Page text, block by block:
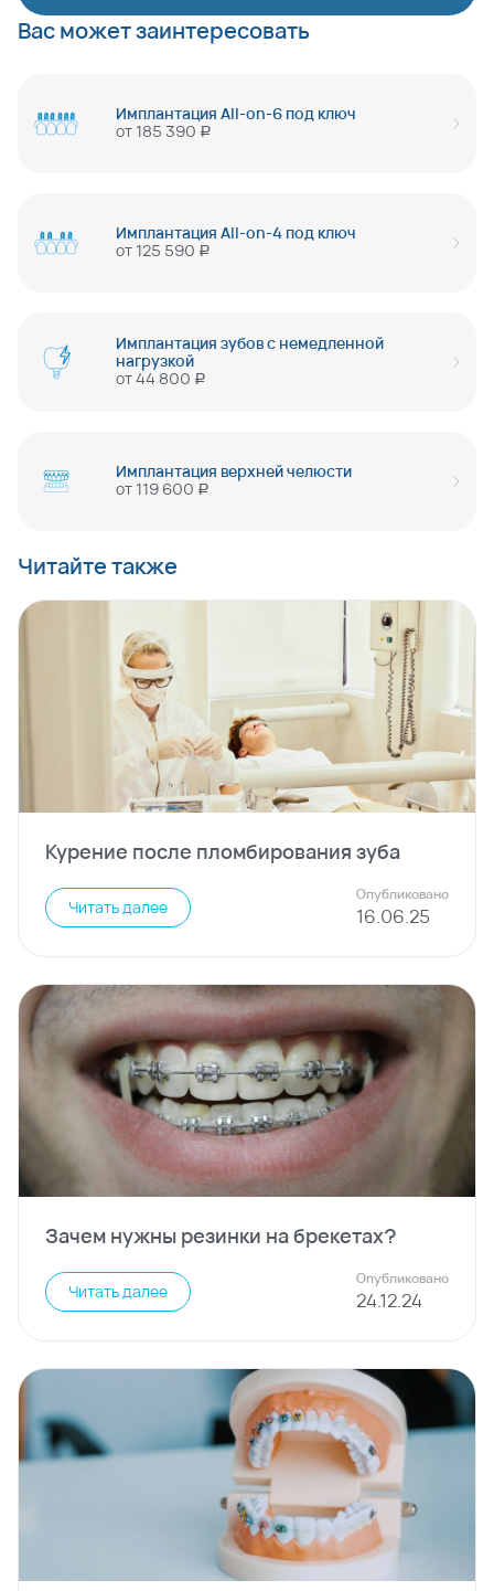
Вас может заинтересовать
Имплантация All-on-6 под ключ
от 185 390 руб
Имплантация All-on-4 под ключ
от 125 590 руб
Имплантация зубов с немедленной
нагрузкой
от44 800 руб
Имплантация верхней челюсти
от 119 600 руб
Читайте также
Курение после пломбирования зуба
Читать далее
Опубликовано
16.06.25
Зачем нужны резинки на брекетах?
Читать далее
Опубликовано
24.12.24